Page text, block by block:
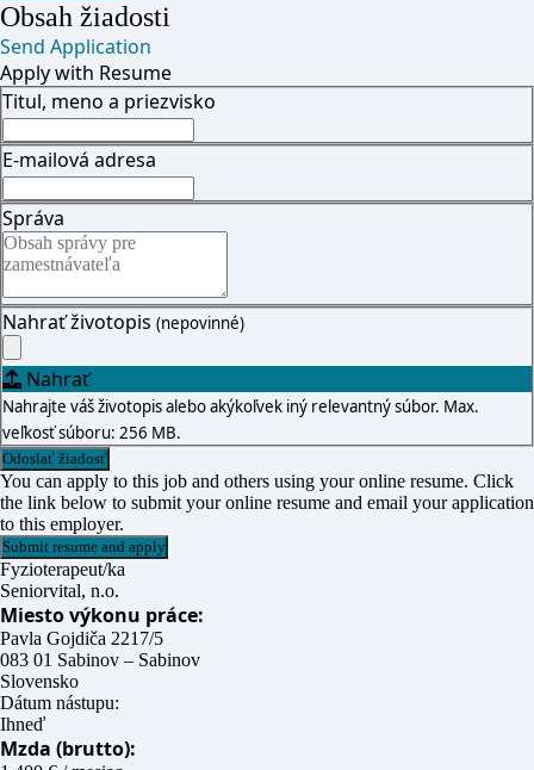
Obsah žiadosti
Send Application
Apply with Resume
Titul, meno a priezvisko
E-mailová adresa
Správa
Nahrať životopis (nepovinné)
Nahrať
Nahrajte váš životopis alebo akýkoľvek iný relevantný súbor. Max.
veľkosť súboru: 256 MB.
You can apply to this job and others using your online resume. Click
the link below to submit your online resume and email your application
to this employer.
Fyzioterapeut/ka
Seniorvital, n.o.
Miesto výkonu práce:
Pavla Gojdiča 2217/5
083 01 Sabinov – Sabinov
Slovensko
Dátum nástupu:
Ihneď
Mzda (brutto):